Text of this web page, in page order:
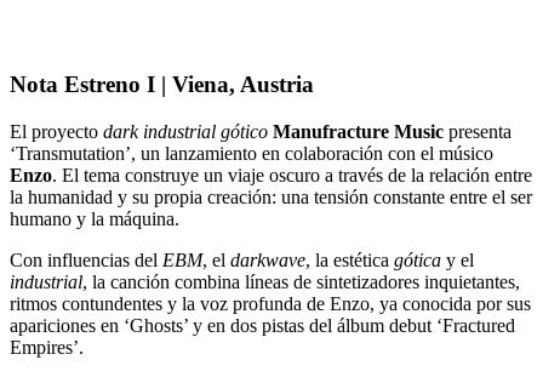
Nota Estreno I | Viena, Austria
El proyecto dark industrial gótico Manufracture Music presenta
‘Transmutation’, un lanzamiento en colaboración con el músico
Enzo. El tema construye un viaje oscuro a través de la relación entre
la humanidad y su propia creación: una tensión constante entre el ser
humano y la máquina.
Con influencias del EBM, el darkwave, la estética gótica y el
industrial, la canción combina líneas de sintetizadores inquietantes,
ritmos contundentes y la voz profunda de Enzo, ya conocida por sus
apariciones en ‘Ghosts’ y en dos pistas del álbum debut ‘Fractured
Empires’.